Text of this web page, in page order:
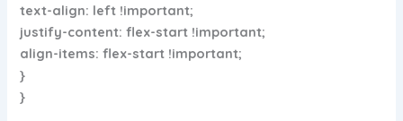
text-align: left !important;
justify-content: flex-start !important;
align-items: flex-start !important;
}
}